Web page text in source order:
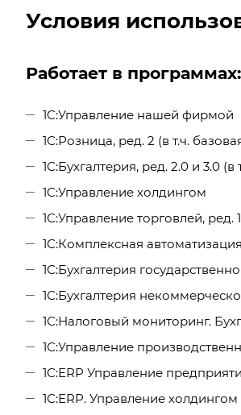
Условия
Работает в программах:
1C:Управление нашей фирмой
1С:Розница, ред. 2 (в т.ч.
1С:Бухгалтерия, ред. 2.0 и 3.0 (в
1C:Управление холдингом
1С:Управление торговлей, ред.
1С:Комплексная
1С:Бухгалтерия
1С:Бухгалтерия
1С:Налоговый мониторинг.
1С:Управление
1C:ERP Управление
1С:ERP. Управление холдингом